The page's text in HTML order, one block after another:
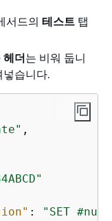
서드의 테스트탭
헤더는 비워 둡니
넣습니다.
,
:
"SET #num